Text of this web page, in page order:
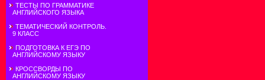
ТЕСТЫ ПО ГРАММАТИКЕ
АНГЛИЙСКОГО ЯЗЫКА
ТЕМАТИЧЕСКИЙ КОНТРОЛЬ.
9 КЛАСС
ПОДГОТОВКА К ЕГЭ ПО
АНГЛИЙСКОМУ ЯЗЫКУ
КРОССВОРДЫ ПО
АНГЛИЙСКОМУ ЯЗЫКУ